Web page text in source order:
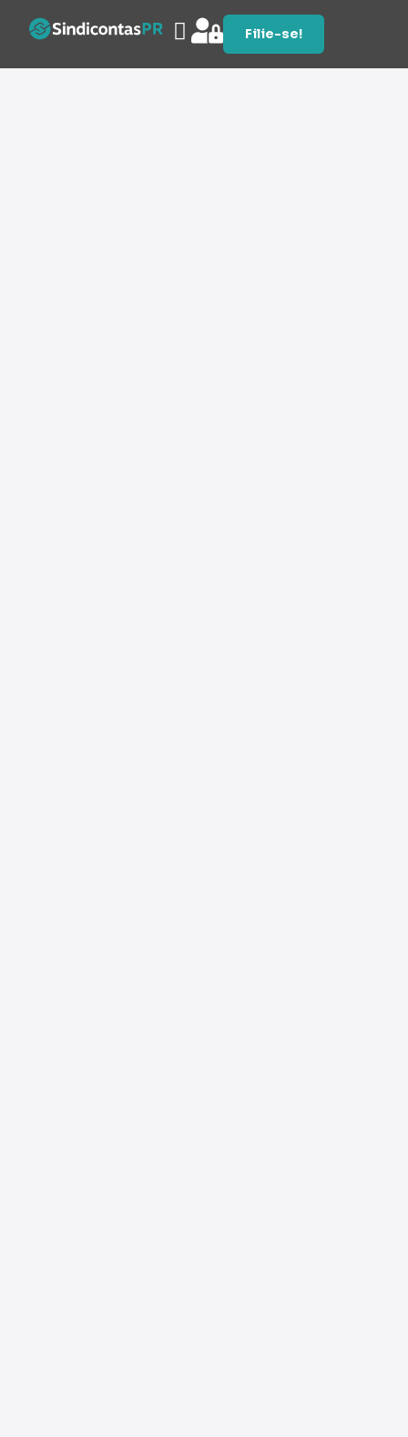
Filie-se!